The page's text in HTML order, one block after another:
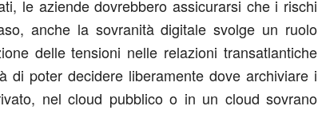
le aziende dovrebbero assicurarsi che i rischi
anche la sovranità digitale svolge un ruolo
delle tensioni nelle relazioni transatlantiche
di poter decidere liberamente dove archiviare i
nel cloud pubblico o in un cloud sovrano